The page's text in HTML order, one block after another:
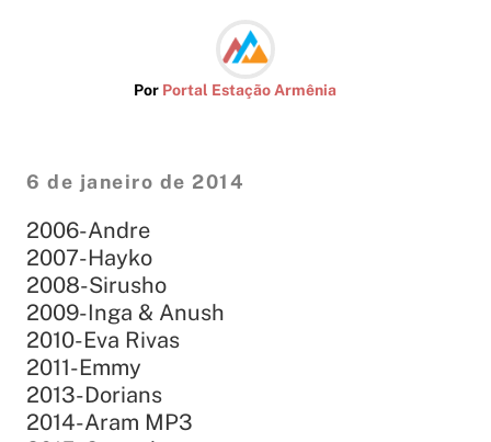
Por Portal Estação Armênia
6 de janeiro de 2014
2006-Andre
2007-Hayko
2008-Sirusho
2009-Inga & Anush
2010-Eva Rivas
2011-Emmy
2013-Dorians
2014-Aram MP3